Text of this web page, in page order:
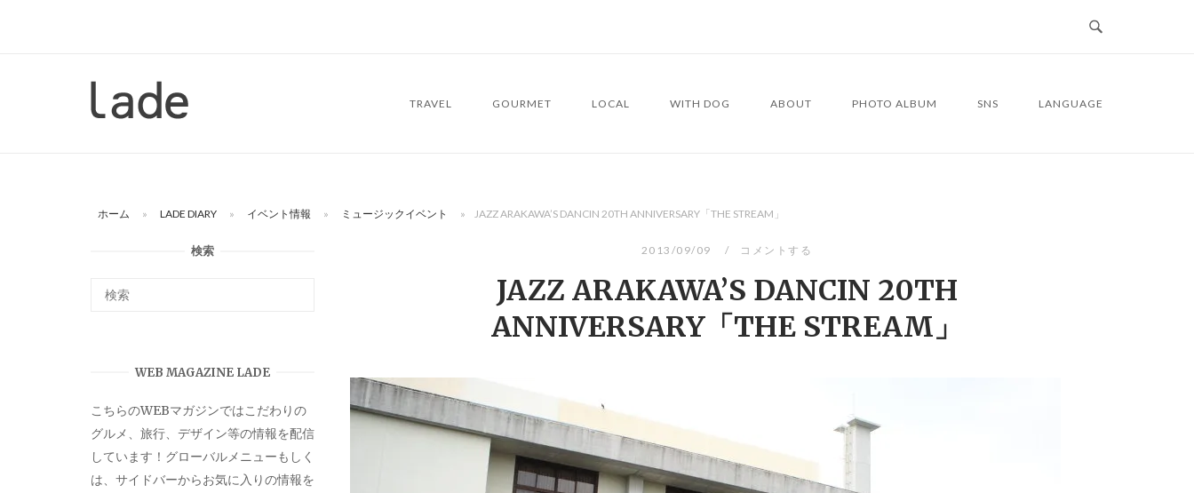
ー
TRAVEL GOURMET LOCAL WITH DOG ABOUT PHOTO ALBUM SNS LANGUAGE
ホーム » LADE DIARY » イベント情報 » ミュージックイベント » JAZZ ARAKAWA’S DANCIN 20TH ANNIVERSARY「THE STREAM」
2013/09/09 コメントする
JAZZ ARAKAWA’S DANCIN 20TH
ANNIVERSARY「THE STREAM」
検索
WEB MAGAZINE LADE
こちらのWEBマガジンではこだわりの
グルメ、旅行、デザイン等の情報を配信
しています！グローバルメニューもしく
は、サイドバーからお気に入りの情報を